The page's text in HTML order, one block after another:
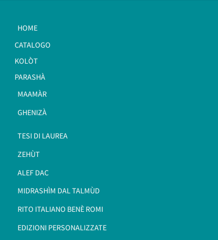
HOME
CATALOGO
KOLÒT
PARASHÀ
MAAMÀR
GHENIZÀ
TESI DI LAUREA
ZEHÙT
ALEF DAC
MIDRASHÌM DAL TALMÙD
RITO ITALIANO BENÈ ROMI​
EDIZIONI PERSONALIZZATE